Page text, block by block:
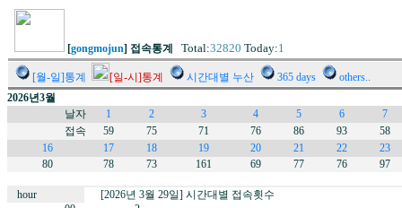
[gongmojun] 접속통계 Total:32820 Today:1
[월-일]통계 [일-시]통계 시간대별 누산 365 days
others..
2026년3월
날자
1 2 3 4 5 6
7
접속
59 75 71 76 86 93
58
16
17 18 19 20 21 22
23
80
78 73 161 69 77 76 97
hour
[2026년 3월 29일] 시간대별 접속횟수